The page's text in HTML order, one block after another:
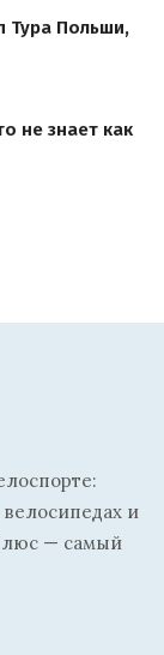
Тура Польши,
не знает как
велосипедах и
— самый